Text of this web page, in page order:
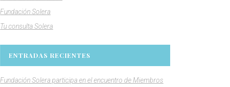
Fundación Solera
Tu consulta Solera
ENTRADAS RECIENTES
Fundación Solera participa en el encuentro de Miembros